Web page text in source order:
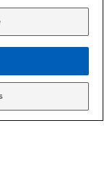
on-line é de